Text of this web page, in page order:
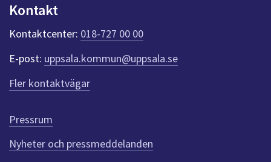
k
t
e
r
f
ö
r
e
n
n
a
Kontakt
Kontaktcenter: 018-727 00 00
E-post: uppsala.kommun@uppsala.se
Fler kontaktvägar
Pressrum
Nyheter och pressmeddelanden